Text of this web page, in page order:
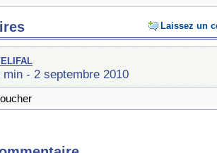
Laissez un
min - 2 septembre 2010